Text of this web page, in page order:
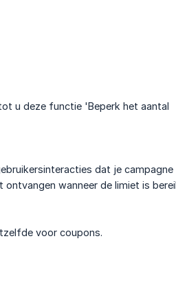
u deze functie 'Beperk het aantal
dat je campagne
wanneer de limiet is
voor coupons.